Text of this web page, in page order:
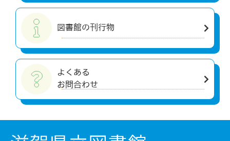
図書館の刊行物
よくある
お問合わせ